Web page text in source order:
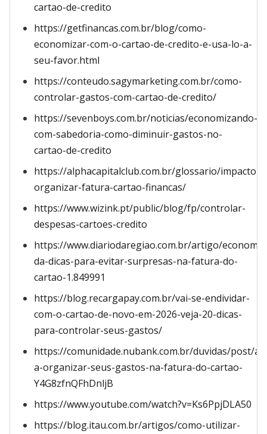
cartao-de-credito
https://getfinancas.com.br/blog/como-
economizar-com-o-cartao-de-credito-e-usa-lo-a-
seu-favor.html
https://conteudo.sagymarketing.com.br/como-
controlar-gastos-com-cartao-de-credito/
https://sevenboys.com.br/noticias/economizando-
com-sabedoria-como-diminuir-gastos-no-
cartao-de-credito
https://alphacapitalclub.com.br/glossario/impacto-
organizar-fatura-cartao-financas/
https://www.wizink.pt/public/blog/fp/controlar-
despesas-cartoes-credito
https://www.diariodaregiao.com.br/artigo/
da-dicas-para-evitar-surpresas-na-fatura-do-
cartao-1.849991
https://blog.recargapay.com.br/vai-se-endividar-
com-o-cartao-de-novo-em-2026-veja-20-dicas-
para-controlar-seus-gastos/
https://comunidade.nubank.com.br/duvidas/post/
a-organizar-seus-gastos-na-fatura-do-cartao-
Y4G8zfnQFhDnljB
https://www.youtube.com/watch?v=Ks6PpjDLA50
https://blog.itau.com.br/artigos/como-utilizar-